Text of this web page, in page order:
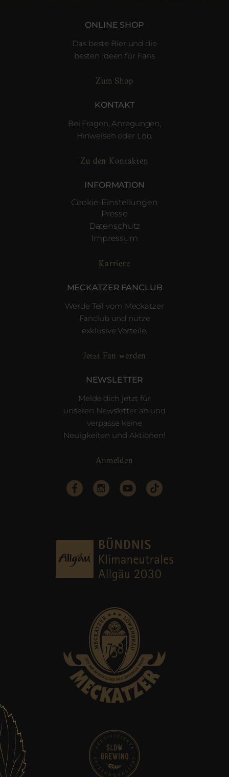
ONLINE SHOP
Das beste Bier und die
besten Ideen für Fans
Zum Shop
KONTAKT
Bei Fragen, Anregungen,
Hinweisen oder Lob.
Zu den Kontakten
INFORMATION
Cookie-Einstellungen
Presse
Datenschutz
Impressum
Karriere
MECKATZER FANCLUB
Werde Teil vom Meckatzer
Fanclub und nutze
exklusive Vorteile.
Jetzt Fan werden
NEWSLETTER
Melde dich jetzt für
unseren Newsletter an und
verpasse keine
Neuigkeiten und Aktionen!
Anmelden